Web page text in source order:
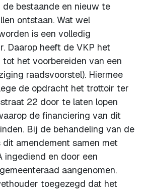
bestaande en nieuw te
ontstaan. Wat wel
is een volledig
Daarop heeft de VKP het
het voorbereiden van een
raadsvoorstel). Hiermee
de opdracht het trottoir ter
22 door te laten lopen
de financiering van dit
Bij de behandeling van de
dit amendement samen met
ingediend en door een
aangenomen.
toegezegd dat het